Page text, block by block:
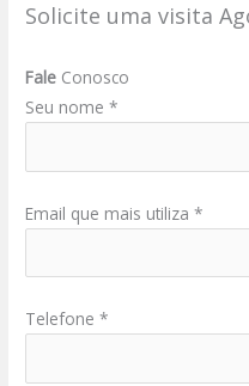
Solicite uma visita
Fale Conosco
Seu nome *
Email que mais utiliza *
Telefone *